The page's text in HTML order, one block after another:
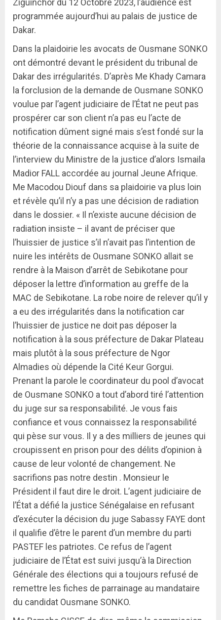
Ziguinchor du 12 Octobre 2023, l’audience est
programmée aujourd’hui au palais de justice de
Dakar.
Dans la plaidoirie les avocats de Ousmane SONKO
ont démontré devant le président du tribunal de
Dakar des irrégularités. D’après Me Khady Camara
la forclusion de la demande de Ousmane SONKO
voulue par l’agent judiciaire de l’État ne peut pas
prospérer car son client n’a pas eu l’acte de
notification dûment signé mais s’est fondé sur la
théorie de la connaissance acquise à la suite de
l’interview du Ministre de la justice d’alors Ismaila
Madior FALL accordée au journal Jeune Afrique.
Me Macodou Diouf dans sa plaidoirie va plus loin
et révèle qu’il n’y a pas une décision de radiation
dans le dossier. « Il n’existe aucune décision de
radiation insiste – il avant de préciser que
l’huissier de justice s’il n’avait pas l’intention de
nuire les intérêts de Ousmane SONKO allait se
rendre à la Maison d’arrêt de Sebikotane pour
déposer la lettre d’information au greffe de la
MAC de Sebikotane. La robe noire de relever qu’il y
a eu des irrégularités dans la notification car
l’huissier de justice ne doit pas déposer la
notification à la sous préfecture de Dakar Plateau
mais plutôt à la sous préfecture de Ngor
Almadies où dépende la Cité Keur Gorgui.
Prenant la parole le coordinateur du pool d’avocat
de Ousmane SONKO a tout d’abord tiré l’attention
du juge sur sa responsabilité. Je vous fais
confiance et vous connaissez la responsabilité
qui pèse sur vous. Il y a des milliers de jeunes qui
croupissent en prison pour des délits d’opinion à
cause de leur volonté de changement. Ne
sacrifions pas notre destin . Monsieur le
Président il faut dire le droit. L’agent judiciaire de
l’État a défié la justice Sénégalaise en refusant
d’exécuter la décision du juge Sabassy FAYE dont
il qualifie d’être le parent d’un membre du parti
PASTEF les patriotes. Ce refus de l’agent
judiciaire de l’État est suivi jusqu’à la Direction
Générale des élections qui a toujours refusé de
remettre les fiches de parrainage au mandataire
du candidat Ousmane SONKO.